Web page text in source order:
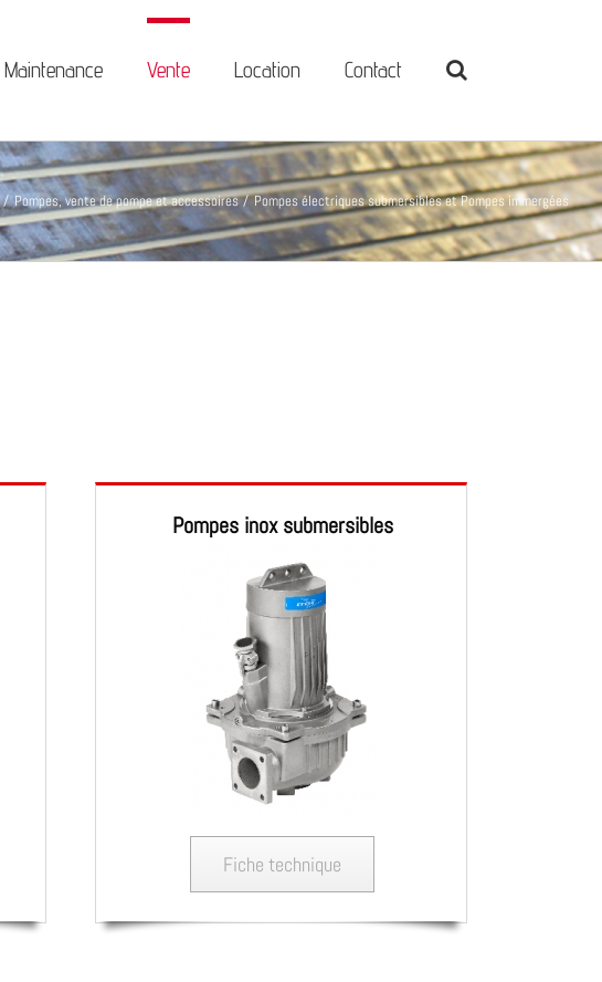
Maintenance Vente Location Contact
Pompes, vente de pompe et accessoires Pompes électriques submersibles et Pompes immergées
Pompes inox submersibles
Fiche technique